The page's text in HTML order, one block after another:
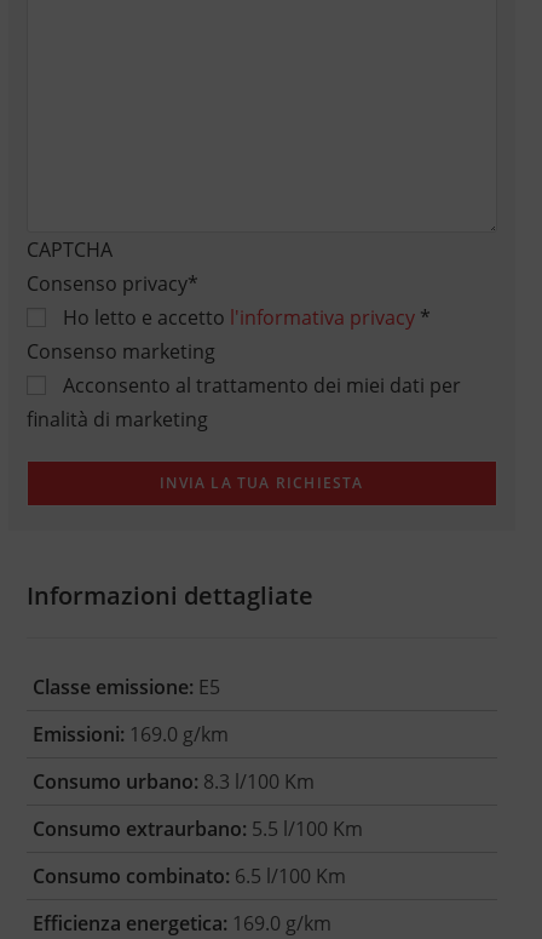
CAPTCHA
Consenso privacy*
Ho letto e accetto l'informativa privacy*
Consenso marketing
Acconsento al trattamento dei miei dati per
finalità di marketing
Informazioni dettagliate
Classe emissione: E5
Emissioni: 169.0 g/km
Consumo urbano: 8.3 l/100 Km
Consumo extraurbano: 5.5 l/100 Km
Consumo combinato: 6.5 l/100 Km
Efficienza energetica: 169.0 g/km